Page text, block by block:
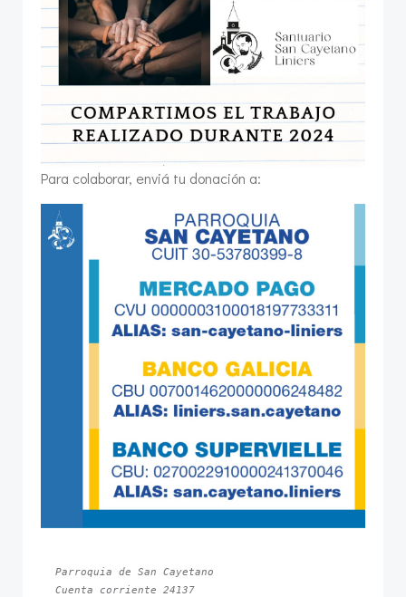
Para colaborar, enviá tu donación a:
Parroquia de San Cayetano
Cuenta corriente 24137